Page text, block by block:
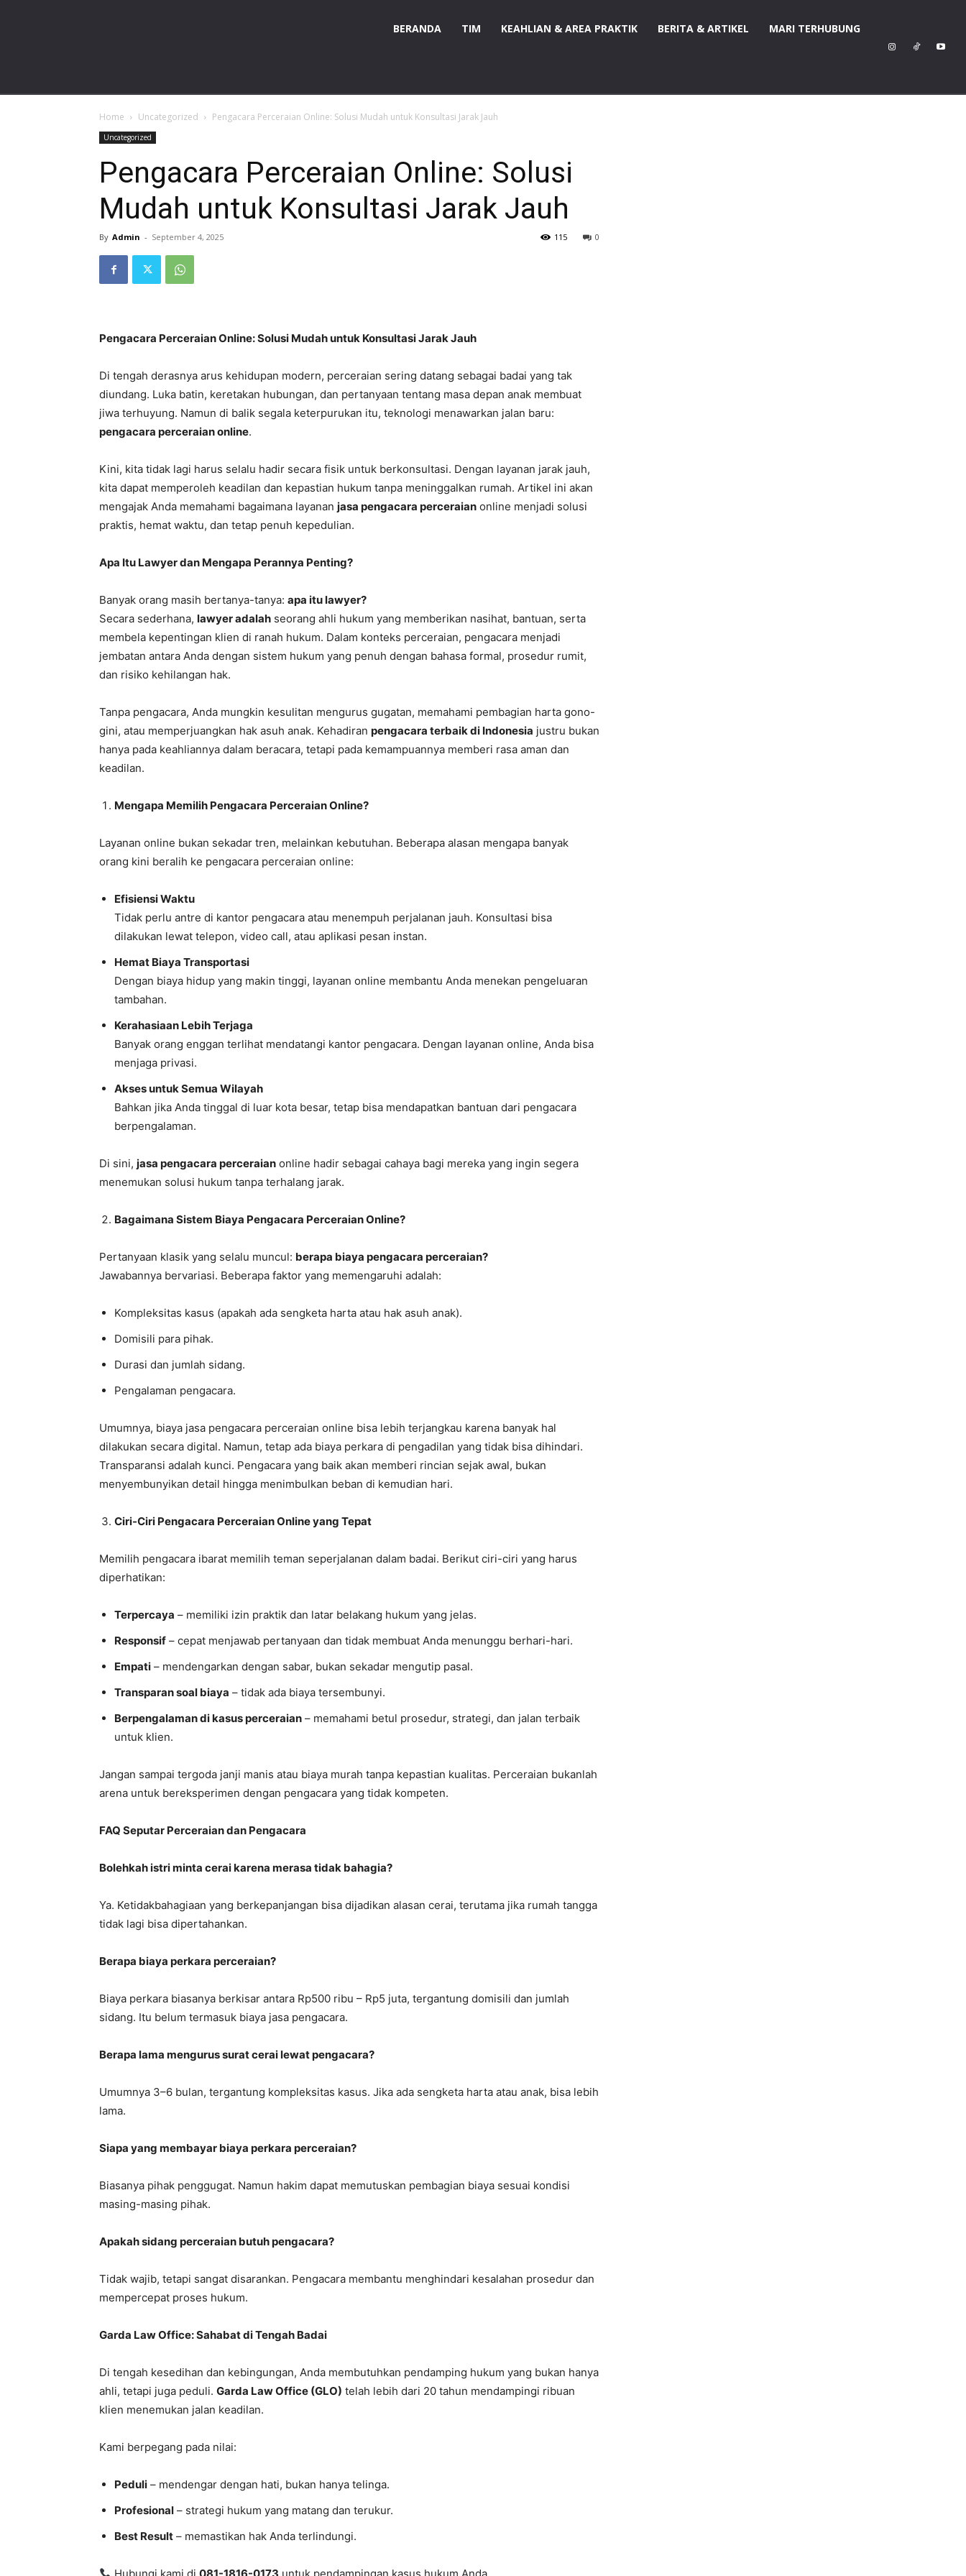
BERANDA TIM KEAHLIAN & AREA PRAKTIK BERITA & ARTIKEL MARI TERHUBUNG
Home Uncategorized Pengacara Perceraian Online: Solusi Mudah untuk Konsultasi Jarak Jauh
Uncategorized
Pengacara Perceraian Online: Solusi
Mudah untuk Konsultasi Jarak Jauh
By Admin - September 4, 2025 0
115
Pengacara Perceraian Online: Solusi Mudah untuk Konsultasi Jarak Jauh
Di tengah derasnya arus kehidupan modern, perceraian sering datang sebagai badai yang tak
diundang. Luka batin, keretakan hubungan, dan pertanyaan tentang masa depan anak membuat
jiwa terhuyung. Namun di balik segala keterpurukan itu, teknologi menawarkan jalan baru:
pengacara perceraian online.
Kini, kita tidak lagi harus selalu hadir secara fisik untuk berkonsultasi. Dengan layanan jarak jauh,
kita dapat memperoleh keadilan dan kepastian hukum tanpa meninggalkan rumah. Artikel ini akan
mengajak Anda memahami bagaimana layanan jasa pengacara perceraian online menjadi solusi
praktis, hemat waktu, dan tetap penuh kepedulian.
Apa Itu Lawyer dan Mengapa Perannya Penting?
Banyak orang masih bertanya-tanya: apa itu lawyer?
Secara sederhana, lawyer adalah seorang ahli hukum yang memberikan nasihat, bantuan, serta
membela kepentingan klien di ranah hukum. Dalam konteks perceraian, pengacara menjadi
jembatan antara Anda dengan sistem hukum yang penuh dengan bahasa formal, prosedur rumit,
dan risiko kehilangan hak.
Tanpa pengacara, Anda mungkin kesulitan mengurus gugatan, memahami pembagian harta gono-
gini, atau memperjuangkan hak asuh anak. Kehadiran pengacara terbaik di Indonesia justru bukan
hanya pada keahliannya dalam beracara, tetapi pada kemampuannya memberi rasa aman dan
keadilan.
Mengapa Memilih Pengacara Perceraian Online?
Layanan online bukan sekadar tren, melainkan kebutuhan. Beberapa alasan mengapa banyak
orang kini beralih ke pengacara perceraian online:
Efisiensi Waktu
Tidak perlu antre di kantor pengacara atau menempuh perjalanan jauh. Konsultasi bisa
dilakukan lewat telepon, video call, atau aplikasi pesan instan.
Hemat Biaya Transportasi
Dengan biaya hidup yang makin tinggi, layanan online membantu Anda menekan pengeluaran
tambahan.
Kerahasiaan Lebih Terjaga
Banyak orang enggan terlihat mendatangi kantor pengacara. Dengan layanan online, Anda bisa
menjaga privasi.
Akses untuk Semua Wilayah
Bahkan jika Anda tinggal di luar kota besar, tetap bisa mendapatkan bantuan dari pengacara
berpengalaman.
Di sini, jasa pengacara perceraian online hadir sebagai cahaya bagi mereka yang ingin segera
menemukan solusi hukum tanpa terhalang jarak.
Bagaimana Sistem Biaya Pengacara Perceraian Online?
Pertanyaan klasik yang selalu muncul: berapa biaya pengacara perceraian?
Jawabannya bervariasi. Beberapa faktor yang memengaruhi adalah:
Kompleksitas kasus (apakah ada sengketa harta atau hak asuh anak).
Domisili para pihak.
Durasi dan jumlah sidang.
Pengalaman pengacara.
Umumnya, biaya jasa pengacara perceraian online bisa lebih terjangkau karena banyak hal
dilakukan secara digital. Namun, tetap ada biaya perkara di pengadilan yang tidak bisa dihindari.
Transparansi adalah kunci. Pengacara yang baik akan memberi rincian sejak awal, bukan
menyembunyikan detail hingga menimbulkan beban di kemudian hari.
Ciri-Ciri Pengacara Perceraian Online yang Tepat
Memilih pengacara ibarat memilih teman seperjalanan dalam badai. Berikut ciri-ciri yang harus
diperhatikan:
Terpercaya – memiliki izin praktik dan latar belakang hukum yang jelas.
Responsif – cepat menjawab pertanyaan dan tidak membuat Anda menunggu berhari-hari.
Empati – mendengarkan dengan sabar, bukan sekadar mengutip pasal.
Transparan soal biaya – tidak ada biaya tersembunyi.
Berpengalaman di kasus perceraian – memahami betul prosedur, strategi, dan jalan terbaik
untuk klien.
Jangan sampai tergoda janji manis atau biaya murah tanpa kepastian kualitas. Perceraian bukanlah
arena untuk bereksperimen dengan pengacara yang tidak kompeten.
FAQ Seputar Perceraian dan Pengacara
Bolehkah istri minta cerai karena merasa tidak bahagia?
Ya. Ketidakbahagiaan yang berkepanjangan bisa dijadikan alasan cerai, terutama jika rumah tangga
tidak lagi bisa dipertahankan.
Berapa biaya perkara perceraian?
Biaya perkara biasanya berkisar antara Rp500 ribu – Rp5 juta, tergantung domisili dan jumlah
sidang. Itu belum termasuk biaya jasa pengacara.
Berapa lama mengurus surat cerai lewat pengacara?
Umumnya 3–6 bulan, tergantung kompleksitas kasus. Jika ada sengketa harta atau anak, bisa lebih
lama.
Siapa yang membayar biaya perkara perceraian?
Biasanya pihak penggugat. Namun hakim dapat memutuskan pembagian biaya sesuai kondisi
masing-masing pihak.
Apakah sidang perceraian butuh pengacara?
Tidak wajib, tetapi sangat disarankan. Pengacara membantu menghindari kesalahan prosedur dan
mempercepat proses hukum.
Garda Law Office: Sahabat di Tengah Badai
Di tengah kesedihan dan kebingungan, Anda membutuhkan pendamping hukum yang bukan hanya
ahli, tetapi juga peduli. Garda Law Office (GLO) telah lebih dari 20 tahun mendampingi ribuan
klien menemukan jalan keadilan.
Kami berpegang pada nilai:
Peduli – mendengar dengan hati, bukan hanya telinga.
Profesional – strategi hukum yang matang dan terukur.
Best Result – memastikan hak Anda terlindungi.